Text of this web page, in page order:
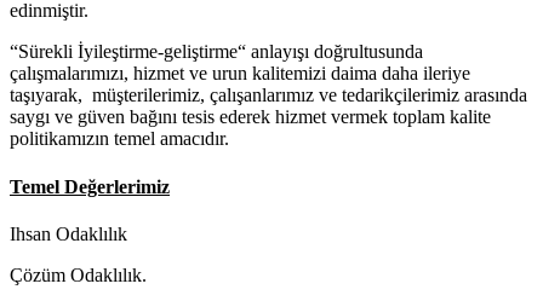
edinmiştir.
“Sürekli İyileştirme-geliştirme“ anlayışı doğrultusunda
çalışmalarımızı, hizmet ve urun kalitemizi daima daha ileriye
taşıyarak, müşterilerimiz, çalışanlarımız ve tedarikçilerimiz arasında
saygı ve güven bağını tesis ederek hizmet vermek toplam kalite
politikamızın temel amacıdır.
Temel Değerlerimiz
Ihsan Odaklılık
Çözüm Odaklılık.